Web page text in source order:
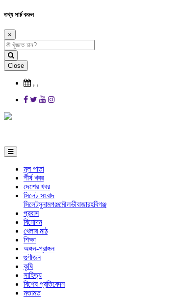
তথ্য সার্চ করুন
×
Close
, ,
মূল পাতা
শীর্ষ খবর
দেশের খবর
সিলেট সংবাদ
সিলেটসুনামগঞ্জমৌলভীবাজারহবিগঞ্জ
প্রবাস
বিনোদন
খেলার মাঠ
শিক্ষা
অঙ্গন-প্রাঙ্গন
গুণীজন
কৃষি
সাহিত্য
বিশেষ প্রতিবেদন
মতামত